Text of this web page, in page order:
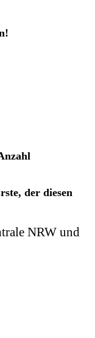
der diesen
NRW und